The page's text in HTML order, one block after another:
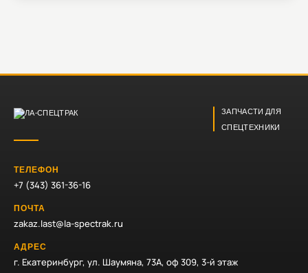
ЗАПЧАСТИ ДЛЯ
СПЕЦТЕХНИКИ
ТЕЛЕФОН
+7 (343) 361-36-16
ПОЧТА
zakaz.last@la-spectrak.ru
АДРЕС
г. Екатеринбург, ул. Шаумяна, 73А, оф 309, 3-й этаж